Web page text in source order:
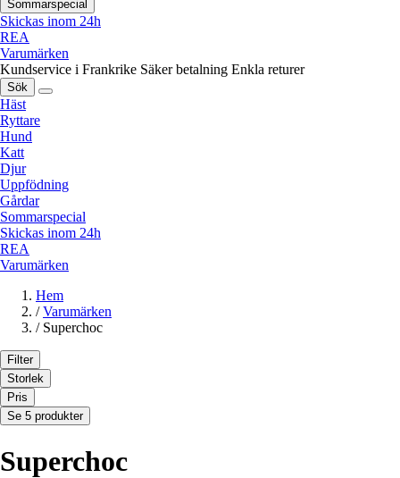
Sommarspecial
Skickas inom 24h
REA
Varumärken
Kundservice i Frankrike Säker betalning Enkla returer
Sök
Häst
Ryttare
Hund
Katt
Djur
Uppfödning
Gårdar
Sommarspecial
Skickas inom 24h
REA
Varumärken
Hem
/ Varumärken
/ Superchoc
Filter
Storlek
Pris
Se 5 produkter
Superchoc